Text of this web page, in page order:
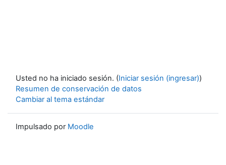
Usted no ha iniciado sesión. (Iniciar sesión (ingresar))
Resumen de conservación de datos
Cambiar al tema estándar
Impulsado por Moodle